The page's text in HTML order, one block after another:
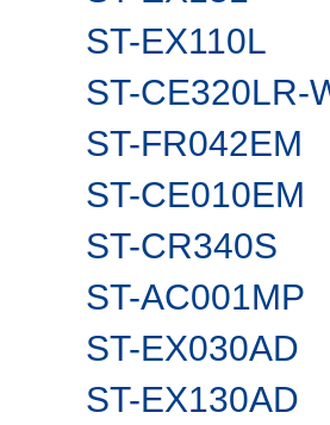
ST-EX110L
ST-CE320LR-
ST-FR042EM
ST-CE010EM
ST-CR340S
ST-AC001MP
ST-EX030AD
ST-EX130AD